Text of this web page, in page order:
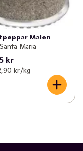
Malen
Maria
kr
kr /kg